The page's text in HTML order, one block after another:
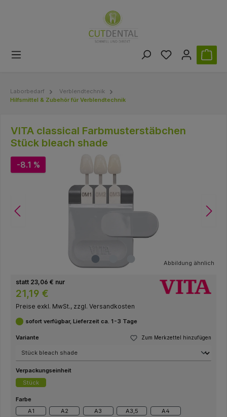
Laborbedarf
Verblendtechnik
Hilfsmittel & Zubehör für Verblendtechnik
VITA classical Farbmusterstäbchen
Stück bleach shade
-8.1 %
Abbildung ähnlich
statt 23,06 € nur
21,19 €
Preise exkl. MwSt., zzgl. Versandkosten
sofort verfügbar, Lieferzeit ca. 1-3 Tage
Zum Merkzettel hinzufügen
Variante
Verpackungseinheit
Stück
Farbe
A1
A2 A3 A3,5
A4